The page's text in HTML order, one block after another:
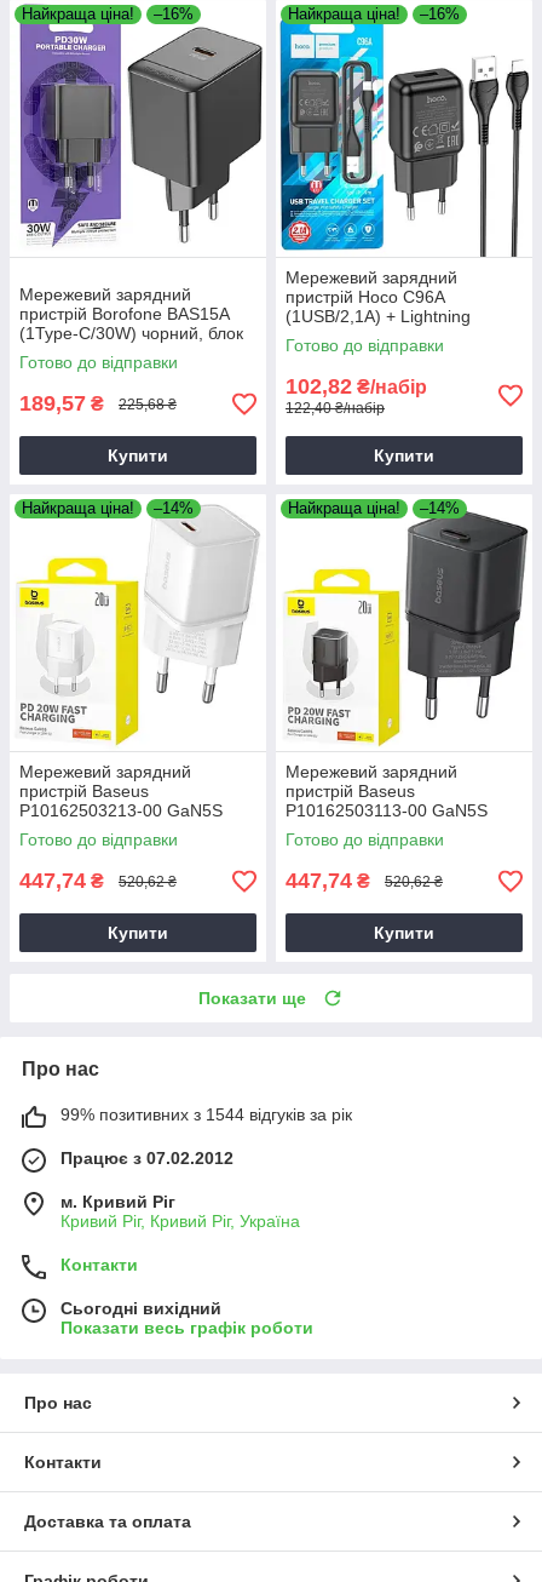
Найкраща ціна! –16%
Мережевий зарядний
пристрій Borofone BAS15A
(1Type-C/30W) чорний, блок
для зарядки
Готово до відправки
189,57 ₴ 225,68 ₴
Купити
Найкраща ціна! –16%
Мережевий зарядний
пристрій Hoco C96A
(1USB/2,1A) + Lightning
чорний, зарядка для
смартфона
Готово до відправки
102,82 ₴/набір
122,40 ₴/набір
Купити
Найкраща ціна! –14%
Мережевий зарядний
пристрій Baseus
P10162503213-00 GaN5S
QC3.0 (1Type-C/20W) білий,
зарядний пристрій для
телефону
Готово до відправки
447,74 ₴ 520,62 ₴
Купити
Найкраща ціна! –14%
Мережевий зарядний
пристрій Baseus
P10162503113-00 GaN5S
QC3.0 (1Type-C/20W)
чорний, зарядний пристрій
для телефону
Готово до відправки
447,74 ₴ 520,62 ₴
Купити
Показати ще
Про нас
99% позитивних з 1544 відгуків за рік
Працює з 07.02.2012
м. Кривий Ріг
Кривий Ріг, Кривий Ріг, Україна
Контакти
Сьогодні вихідний
Показати весь графік роботи
Про нас
Контакти
Доставка та оплата